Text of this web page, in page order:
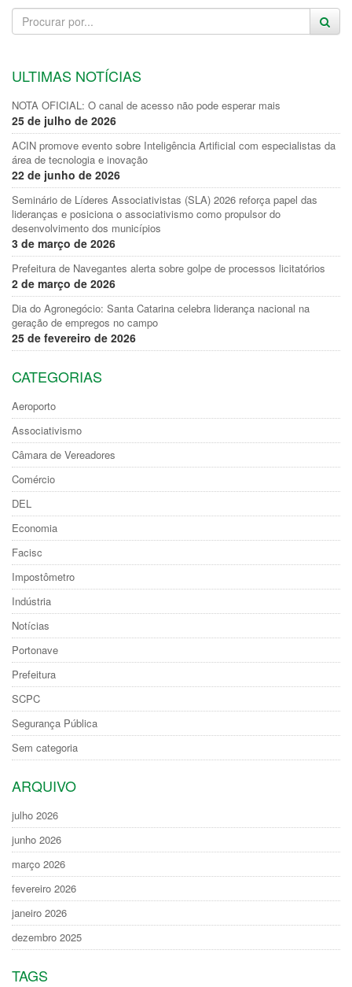
ULTIMAS NOTÍCIAS
NOTA OFICIAL: O canal de acesso não pode esperar mais
25 de julho de 2026
ACIN promove evento sobre Inteligência Artificial com especialistas da
área de tecnologia e inovação
22 de junho de 2026
Seminário de Líderes Associativistas (SLA) 2026 reforça papel das
lideranças e posiciona o associativismo como propulsor do
desenvolvimento dos municípios
3 de março de 2026
Prefeitura de Navegantes alerta sobre golpe de processos licitatórios
2 de março de 2026
Dia do Agronegócio: Santa Catarina celebra liderança nacional na
geração de empregos no campo
25 de fevereiro de 2026
CATEGORIAS
Aeroporto
Associativismo
Câmara de Vereadores
Comércio
DEL
Economia
Facisc
Impostômetro
Indústria
Notícias
Portonave
Prefeitura
SCPC
Segurança Pública
Sem categoria
ARQUIVO
julho 2026
junho 2026
março 2026
fevereiro 2026
janeiro 2026
dezembro 2025
TAGS